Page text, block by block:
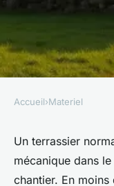
Détecter
Accueil›Materiel
Un terrassier
mécanique dans
chantier. En moins